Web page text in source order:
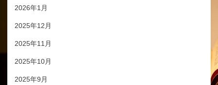
2026年1月
2025年12月
2025年11月
2025年10月
2025年9月